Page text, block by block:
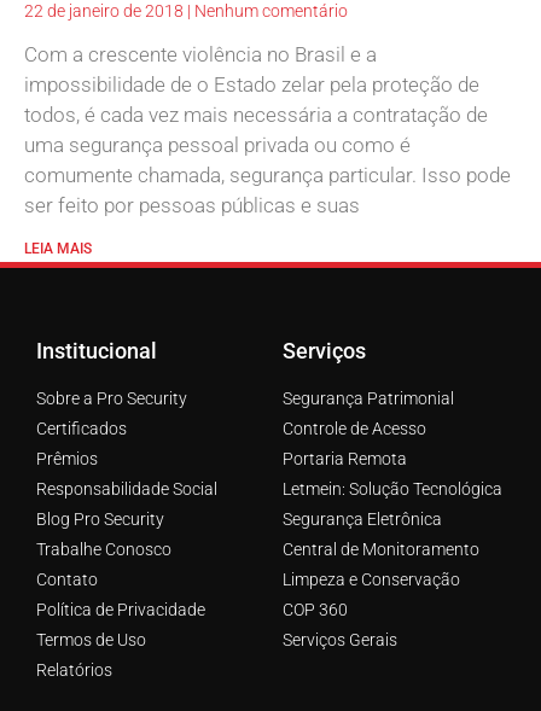
22 de janeiro de 2018 Nenhum comentário
Com a crescente violência no Brasil e a
impossibilidade de o Estado zelar pela proteção de
todos, é cada vez mais necessária a contratação de
uma segurança pessoal privada ou como é
comumente chamada, segurança particular. Isso pode
ser feito por pessoas públicas e suas
LEIA MAIS
Institucional
Sobre a Pro Security
Certificados
Prêmios
Responsabilidade Social
Blog Pro Security
Trabalhe Conosco
Contato
Política de Privacidade
Termos de Uso
Relatórios
Serviços
Segurança Patrimonial
Controle de Acesso
Portaria Remota
Letmein: Solução Tecnológica
Segurança Eletrônica
Central de Monitoramento
Limpeza e Conservação
COP 360
Serviços Gerais